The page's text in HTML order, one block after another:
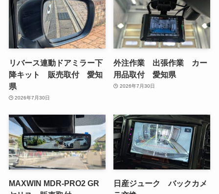
リバース連動ドアミラー下
降キット 販売取付 愛知
県
2026年7月30日
外注作業 出張作業 カー
用品取付 愛知県
2026年7月30日
MAXWIN MDR-PRO2 GR
日産ジューク バックカメ